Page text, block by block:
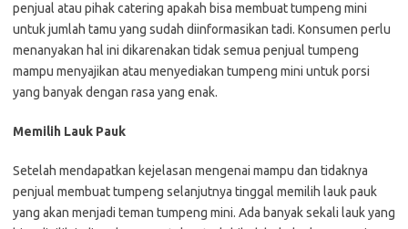
penjual atau pihak catering apakah bisa membuat tumpeng mini
untuk jumlah tamu yang sudah diinformasikan tadi. Konsumen perlu
menanyakan hal ini dikarenakan tidak semua penjual tumpeng
mampu menyajikan atau menyediakan tumpeng mini untuk porsi
yang banyak dengan rasa yang enak.
Memilih Lauk Pauk
Setelah mendapatkan kejelasan mengenai mampu dan tidaknya
penjual membuat tumpeng selanjutnya tinggal memilih lauk pauk
yang akan menjadi teman tumpeng mini. Ada banyak sekali lauk yang